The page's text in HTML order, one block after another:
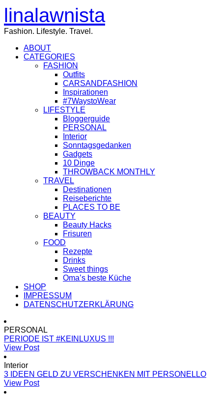
linalawnista
Fashion. Lifestyle. Travel.
ABOUT
CATEGORIES
FASHION
Outfits
CARSANDFASHION
Inspirationen
#7WaystoWear
LIFESTYLE
Bloggerguide
PERSONAL
Interior
Sonntagsgedanken
Gadgets
10 Dinge
THROWBACK MONTHLY
TRAVEL
Destinationen
Reiseberichte
PLACES TO BE
BEAUTY
Beauty Hacks
Frisuren
FOOD
Rezepte
Drinks
Sweet things
Oma’s beste Küche
SHOP
IMPRESSUM
DATENSCHUTZERKLÄRUNG
PERSONAL
PERIODE IST #KEINLUXUS !!!
View Post
Interior
3 IDEEN GELD ZU VERSCHENKEN MIT PERSONELLO
View Post